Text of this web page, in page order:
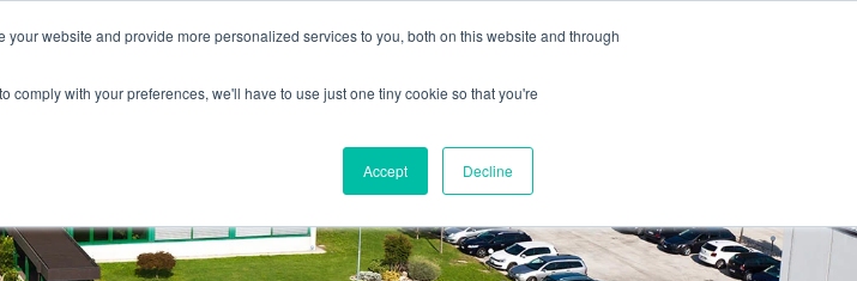
website and provide more personalized services to you, both on this website and through
comply with your preferences, we'll have to use just one tiny cookie so that you're
Accept Decline